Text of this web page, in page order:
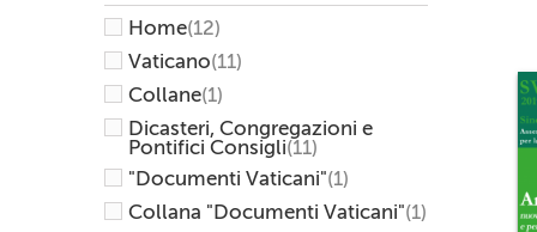
Home(12)
Vaticano(11)
Collane(1)
Dicasteri, Congregazioni e
Pontifici Consigli(11)
"Documenti Vaticani"(1)
Collana "Documenti Vaticani"(1)